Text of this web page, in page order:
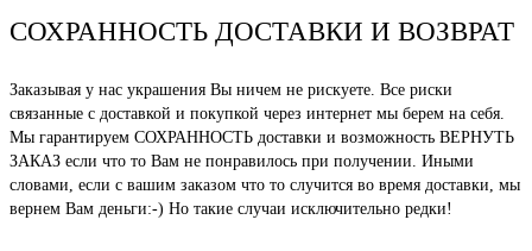
СОХРАННОСТЬ ДОСТАВКИ И ВОЗВРАТ
Заказывая у нас украшения Вы ничем не рискуете. Все риски
связанные с доставкой и покупкой через интернет мы берем на себя.
Мы гарантируем СОХРАННОСТЬ доставки и возможность ВЕРНУТЬ
ЗАКАЗ если что то Вам не понравилось при получении. Иными
словами, если с вашим заказом что то случится во время доставки, мы
вернем Вам деньги:-) Но такие случаи исключительно редки!